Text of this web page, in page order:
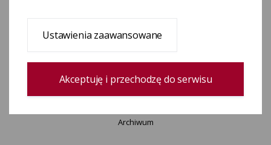
Wyjaśnienia, stanowiska, komunikaty
Postanowienia
Urzędnicy wyborczy
Archiwum
Ustawienia zaawansowane
Akceptuję i przechodzę do serwisu